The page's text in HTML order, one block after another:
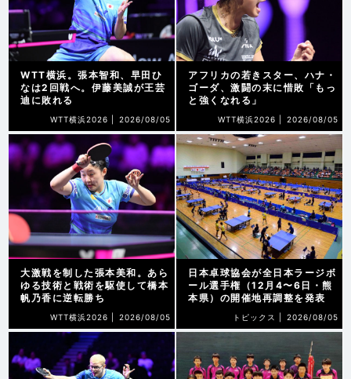
WTT横浜。張本智和、早田ひ
なは2回戦へ。伊藤美誠が王芸
迪に敗れる
WTT横浜2026 | 2026/08/05
アフリカの若きスター、ハナ・
ゴーダ、激闘の末に惜敗「もっ
と強くなれる」
WTT横浜2026 | 2026/08/05
大激戦を制した張本美和。あら
ゆる技術と戦術を駆使して橋本
帆乃香に逆転勝ち
WTT横浜2026 | 2026/08/05
日本卓球協会が全日本ラージボ
ール選手権（12月4〜6日・熊
本県）の開催地再調整を発表
トピックス | 2026/08/05